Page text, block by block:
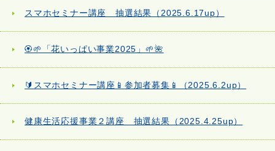
スマホセミナー講座 抽選結果（2025.6.17up）
🏵️🌱「花いっぱい事業2025」🌱🌺
🔰スマホセミナー講座📱参加者募集📱（2025.6.2up）
健康生活応援事業２講座 抽選結果（2025.4.25up）